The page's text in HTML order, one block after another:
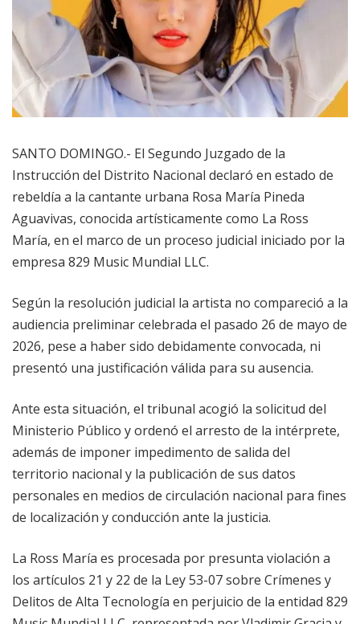
SANTO DOMINGO.- El Segundo Juzgado de la
Instrucción del Distrito Nacional declaró en estado de
rebeldía a la cantante urbana Rosa María Pineda
Aguavivas, conocida artísticamente como La Ross
María, en el marco de un proceso judicial iniciado por la
empresa 829 Music Mundial LLC.
Según la resolución judicial la artista no compareció a la
audiencia preliminar celebrada el pasado 26 de mayo de
2026, pese a haber sido debidamente convocada, ni
presentó una justificación válida para su ausencia.
Ante esta situación, el tribunal acogió la solicitud del
Ministerio Público y ordenó el arresto de la intérprete,
además de imponer impedimento de salida del
territorio nacional y la publicación de sus datos
personales en medios de circulación nacional para fines
de localización y conducción ante la justicia.
La Ross María es procesada por presunta violación a
los artículos 21 y 22 de la Ley 53-07 sobre Crímenes y
Delitos de Alta Tecnología en perjuicio de la entidad 829